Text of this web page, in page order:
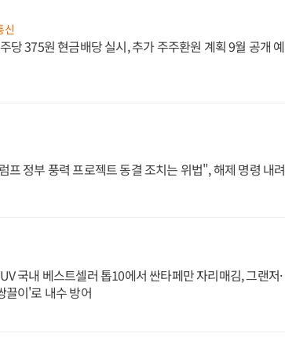
신
당 375원 현금배당 실시, 추가 주주환원 계획 9월 공개 예
프 정부 풍력 프로젝트 동결 조치는 위법", 해제 명령 내려
국내 베스트셀러 톱10에서 싼타페만 자리매김, 그랜저·
끌이'로 내수 방어